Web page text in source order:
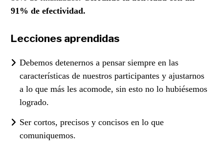
91% de efectividad.
Lecciones aprendidas
Debemos detenernos a pensar siempre en las
características de nuestros participantes y ajustarnos
a lo que más les acomode, sin esto no lo hubiésemos
logrado.
Ser cortos, precisos y concisos en lo que
comuniquemos.